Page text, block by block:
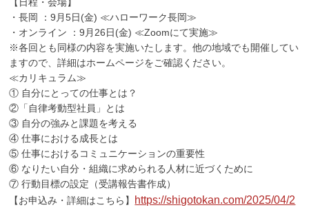
・長岡 ：9月5日(金) ≪ハローワーク長岡≫
・オンライン ：9月26日(金) ≪Zoomにて実施≫
※各回とも同様の内容を実施いたします。他の地域でも開催してい
ますので、詳細はホームページをご確認ください。
≪カリキュラム≫
① 自分にとっての仕事とは？
②「自律考動型社員」とは
③ 自分の強みと課題を考える
④ 仕事における成長とは
⑤ 仕事におけるコミュニケーションの重要性
⑥ なりたい自分・組織に求められる人材に近づくために
⑦ 行動目標の設定（受講報告書作成）
【お申込み・詳細はこちら】 https://shigotokan.com/2025/04/2